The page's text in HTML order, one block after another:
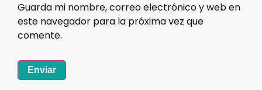
Guarda mi nombre, correo electrónico y web en
este navegador para la próxima vez que
comente.